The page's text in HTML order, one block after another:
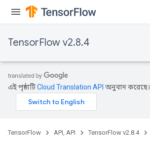
TensorFlow v2.8.4
এই পৃষ্ঠাটিCloud Translation API অনুবাদ করেছে।
TensorFlow API, API TensorFlow v2.8.4